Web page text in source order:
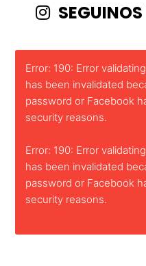
Error: 190: Error
has been invalidated
password or Facebook
security reasons.
Error: 190: Error
has been invalidated
password or Facebook
security reasons.